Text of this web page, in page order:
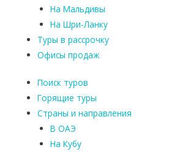
На Мальдивы
На Шри-Ланку
Туры в рассрочку
Офисы продаж
Поиск туров
Горящие туры
Страны и направления
В ОАЭ
На Кубу